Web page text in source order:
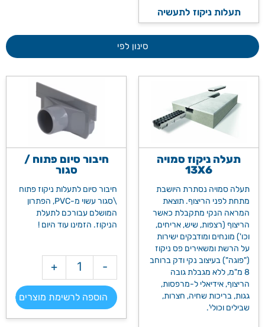
תעלות ניקוז לתעשיה
סינון לפי
תעלה ניקוז סמויה
13X6
תעלה סמויה נסתרת היושבת
מתחת לפני הריצוף. תוצאת
המראה הנקי מתקבלת כאשר
הריצוף (רצפות, שיש, אריחים,
וכו') מונחים ומודבקים ישירות
על הרשת ומשאירים פס ניקוז
("פוגה") בעיצוב נקי ודק ברוחב
8 מ"מ, ללא מגבלת גובה
הריצוף, אידיאלי ל-מרפסות,
גגות, בריכות שחיה, חצרות,
שבילים וכולי'.
חיבור סיום פתוח /
סגור
חיבור סיום לתעלות ניקוז פתוח
\סגור עשוי מ-PVC, הפתרון
המושלם עבורכם לתעלת
הניקוז. הזמינו עוד היום !
מק"ט: 2068
-
+
הוספה לרשימת מוצרים >>